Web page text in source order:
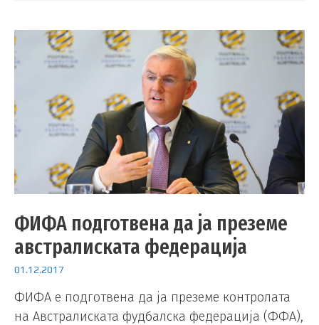
ФИФА подготвена да ја преземе
австралиската федерација
01.12.2017
ФИФА е подготвена да ја преземе контролата
на Австралиската фудбалска федерација (ФФА),